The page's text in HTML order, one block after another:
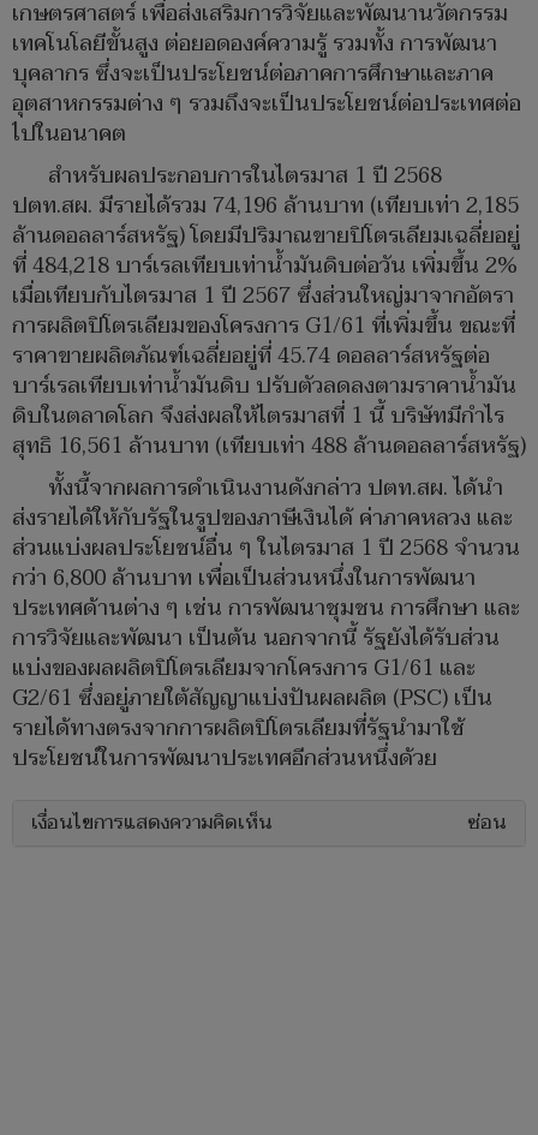
เกษตรศาสตร์ เพื่อส่งเสริมการวิจัยและพัฒนานวัตกรรม
เทคโนโลยีขั้นสูง ต่อยอดองค์ความรู้ รวมทั้ง การพัฒนา
บุคลากร ซึ่งจะเป็นประโยชน์ต่อภาคการศึกษาและภาค
อุตสาหกรรมต่าง ๆ รวมถึงจะเป็นประโยชน์ต่อประเทศต่อ
ไปในอนาคต
สำหรับผลประกอบการในไตรมาส 1 ปี 2568
ปตท.สผ. มีรายได้รวม 74,196 ล้านบาท (เทียบเท่า 2,185
ล้านดอลลาร์สหรัฐ) โดยมีปริมาณขายปิโตรเลียมเฉลี่ยอยู่
ที่ 484,218 บาร์เรลเทียบเท่าน้ำมันดิบต่อวัน เพิ่มขึ้น 2%
เมื่อเทียบกับไตรมาส 1 ปี 2567 ซึ่งส่วนใหญ่มาจากอัตรา
การผลิตปิโตรเลียมของโครงการ G1/61 ที่เพิ่มขึ้น ขณะที่
ราคาขายผลิตภัณฑ์เฉลี่ยอยู่ที่ 45.74 ดอลลาร์สหรัฐต่อ
บาร์เรลเทียบเท่าน้ำมันดิบ ปรับตัวลดลงตามราคาน้ำมัน
ดิบในตลาดโลก จึงส่งผลให้ไตรมาสที่ 1 นี้ บริษัทมีกำไร
สุทธิ 16,561 ล้านบาท (เทียบเท่า 488 ล้านดอลลาร์สหรัฐ)
ทั้งนี้จากผลการดำเนินงานดังกล่าว ปตท.สผ. ได้นำ
ส่งรายได้ให้กับรัฐในรูปของภาษีเงินได้ ค่าภาคหลวง และ
ส่วนแบ่งผลประโยชน์อื่น ๆ ในไตรมาส 1 ปี 2568 จำนวน
กว่า 6,800 ล้านบาท เพื่อเป็นส่วนหนึ่งในการพัฒนา
ประเทศด้านต่าง ๆ เช่น การพัฒนาชุมชน การศึกษา และ
การวิจัยและพัฒนา เป็นต้น นอกจากนี้ รัฐยังได้รับส่วน
แบ่งของผลผลิตปิโตรเลียมจากโครงการ G1/61 และ
G2/61 ซึ่งอยู่ภายใต้สัญญาแบ่งปันผลผลิต (PSC) เป็น
รายได้ทางตรงจากการผลิตปิโตรเลียมที่รัฐนำมาใช้
ประโยชน์ในการพัฒนาประเทศอีกส่วนหนึ่งด้วย
เงื่อนไขการแสดงความคิดเห็น ซ่อน